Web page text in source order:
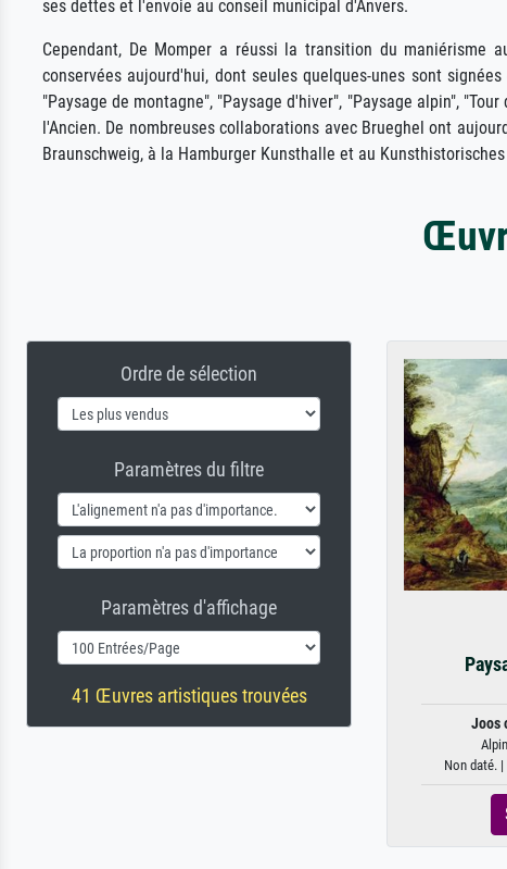
ses dettes et l'envoie au conseil municipal d'Anvers.
Cependant, De Momper a réussi la transition du
conservées aujourd'hui, dont seules quelques-unes sont
"Paysage de montagne", "Paysage d'hiver", "Paysage alpin",
l'Ancien. De nombreuses collaborations avec Brueghel ont
Braunschweig, à la Hamburger Kunsthalle et au
Ordre de sélection
Paramètres du filtre
Paramètres d'affichage
41 Œuvres artistiques trouvées
Joos
Non daté.